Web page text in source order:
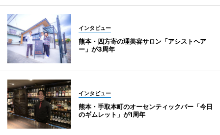
インタビュー
熊本・四方寄の理美容サロン「アシストヘア
ー」が3周年
インタビュー
熊本・手取本町のオーセンティックバー「今日
のギムレット」が1周年